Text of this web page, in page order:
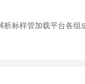
析标样管加载平台各组